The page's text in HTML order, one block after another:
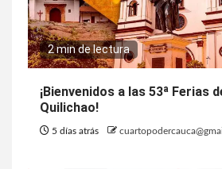
2 min de lectura
¡Bienvenidos a las 53ª Ferias
Quilichao!
5 días atrás